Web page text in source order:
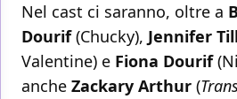
Nel cast ci saranno, oltre a
Dourif(Chucky), Jennifer
Valentine) e Fiona Dourif
anche Zackary Arthur (